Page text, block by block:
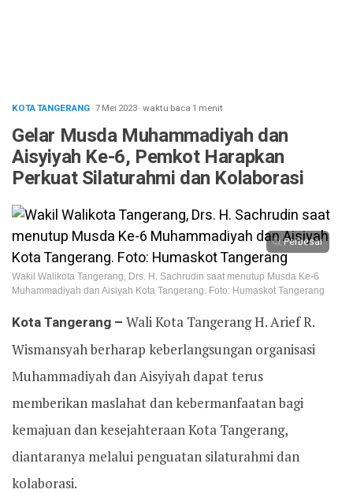
KOTA TANGERANG· 7 Mei 2023·waktu baca 1 menit
Gelar Musda Muhammadiyah dan
Aisyiyah Ke-6, Pemkot Harapkan
Perkuat Silaturahmi dan Kolaborasi
Perbesar
Wakil Walikota Tangerang, Drs. H. Sachrudin saat menutup Musda Ke-6
Muhammadiyah dan Aisiyah Kota Tangerang. Foto: Humaskot Tangerang
Kota Tangerang – Wali Kota Tangerang H. Arief R.
Wismansyah berharap keberlangsungan organisasi
Muhammadiyah dan Aisyiyah dapat terus
memberikan maslahat dan kebermanfaatan bagi
kemajuan dan kesejahteraan Kota Tangerang,
diantaranya melalui penguatan silaturahmi dan
kolaborasi.